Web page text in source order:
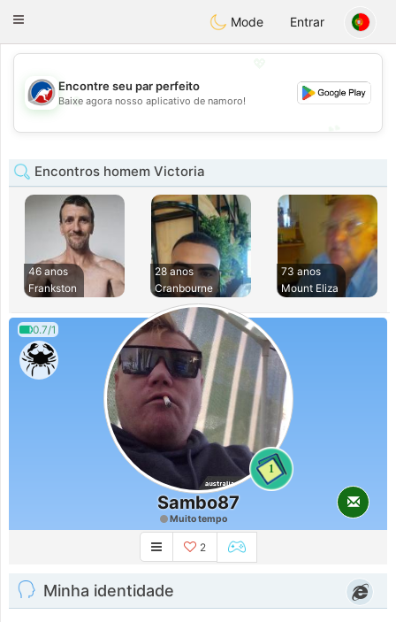
Australia Chat
Toggle
Mode Entrar
💖
💕
Encontre seu par perfeito
Baixe agora nosso aplicativo de namoro!
Encontros homem Victoria
46 anos
Frankston
28 anos
Cranbourne
73 anos
Mount Eliza
0.7/1
1
Sambo87
Muito tempo
2
Minha identidade